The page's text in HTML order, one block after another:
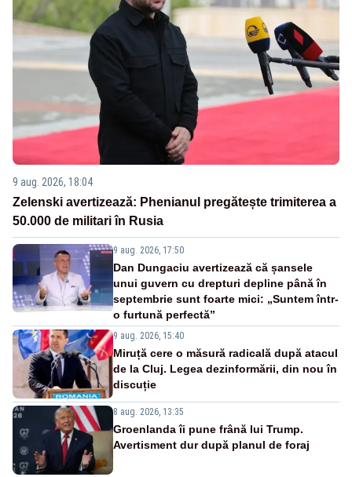
9 aug. 2026, 18:04
Zelenski avertizează: Phenianul pregătește trimiterea a
50.000 de militari în Rusia
9 aug. 2026, 17:50
Dan Dungaciu avertizează că șansele
unui guvern cu drepturi depline până în
septembrie sunt foarte mici: „Suntem într-
o furtună perfectă”
9 aug. 2026, 15:40
Miruță cere o măsură radicală după atacul
de la Cluj. Legea dezinformării, din nou în
discuție
8 aug. 2026, 13:35
Groenlanda îi pune frână lui Trump.
Avertisment dur după planul de foraj